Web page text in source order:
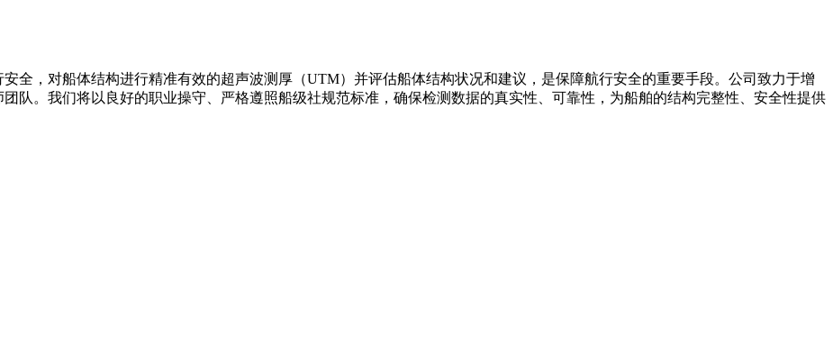
全，对船体结构进行精准有效的超声波测厚（UTM）并评估船体结构状况和建议，是保障航行安全的重要手段。公司致力于增
队。我们将以良好的职业操守、严格遵照船级社规范标准，确保检测数据的真实性、可靠性，为船舶的结构完整性、安全性提供